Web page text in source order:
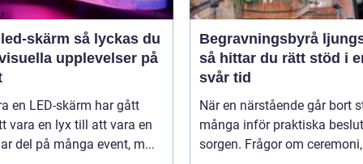
så lyckas du
upplevelser på
en LED-skärm har gått
vara en lyx till att vara en
del på många event, m...
Begravningsbyrå
så hittar du rätt stöd i
svår tid
När en närstående går bort
många inför praktiska
sorgen. Frågor om